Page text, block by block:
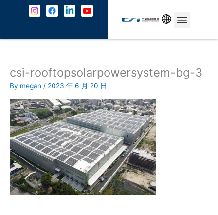
csi-rooftopsolarpowersystem-bg-3
By megan / 2023 年 6 月 20 日